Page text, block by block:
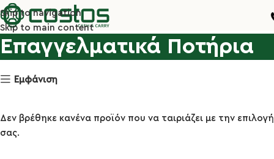
Skip to navigation
Skip to main content
Επαγγελματικά Ποτήρια
Εμφάνιση
Δεν βρέθηκε κανένα προϊόν που να ταιριάζει με την επιλογή
σας.